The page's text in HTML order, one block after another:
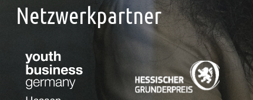
Netzwerkpartner